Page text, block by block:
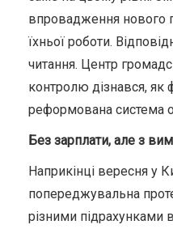
впровадження нового
їхньої роботи.
читання. Центр
контролю дізнався, як
реформована система
Без зарплати, але з
Наприкінці вересня у
попереджувальна
різними підрахунками